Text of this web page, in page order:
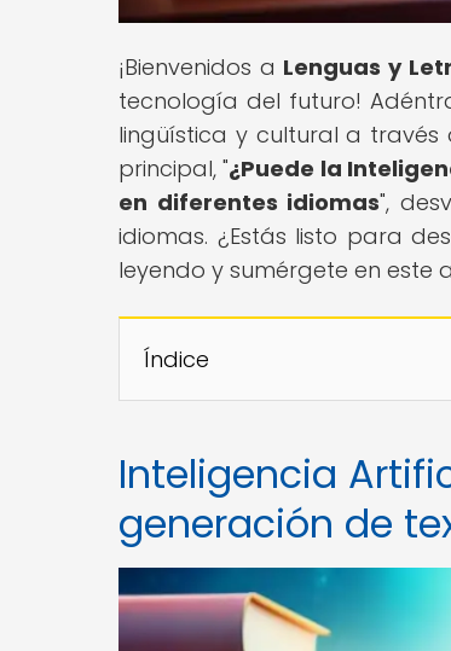
¡Bienvenidos a Lenguas y
tecnología del futuro!
lingüística y cultural a través
principal, "¿Puede la
en diferentes idiomas",
idiomas. ¿Estás listo para
leyendo y sumérgete en este
Índice
Inteligencia
generación de